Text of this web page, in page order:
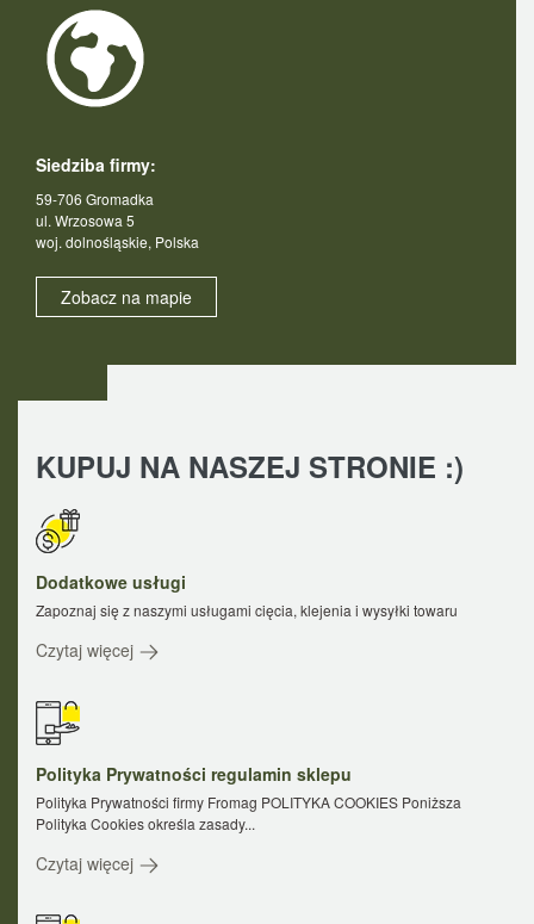
Siedziba firmy:
59-706 Gromadka
ul. Wrzosowa 5
woj. dolnośląskie, Polska
Zobacz na mapie
KUPUJ NA NASZEJ STRONIE :)
Dodatkowe usługi
Zapoznaj się z naszymi usługami cięcia, klejenia i wysyłki towaru
Czytaj więcej
Polityka Prywatności regulamin sklepu
Polityka Prywatności firmy Fromag POLITYKA COOKIES Poniższa
Polityka Cookies określa zasady...
Czytaj więcej